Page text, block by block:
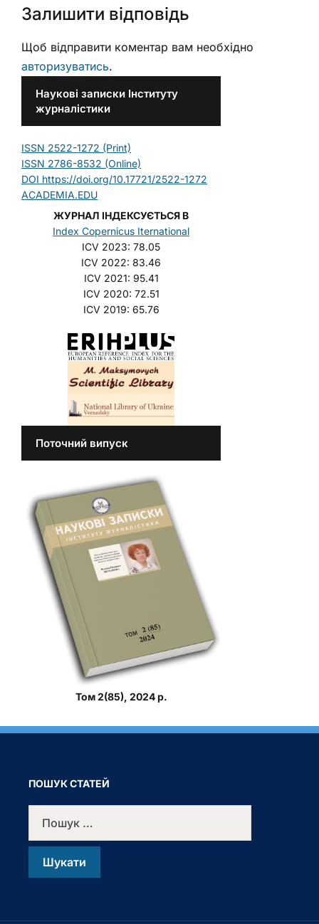
Залишити відповідь
Щоб відправити коментар вам необхідно
авторизуватись.
Наукові записки Інституту
журналістики
ISSN 2522-1272 (Print)
ISSN 2786-8532 (Online)
DOI https://doi.org/10.17721/2522-1272
ACADEMIA.EDU
ЖУРНАЛ ІНДЕКСУЄТЬСЯ В
Index Copernicus Iternational
ICV 2023: 78.05
ICV 2022: 83.46
ICV 2021: 95.41
ICV 2020: 72.51
ICV 2019: 65.76
Поточний випуск
Том 2(85), 2024 р.
ПОШУК СТАТЕЙ